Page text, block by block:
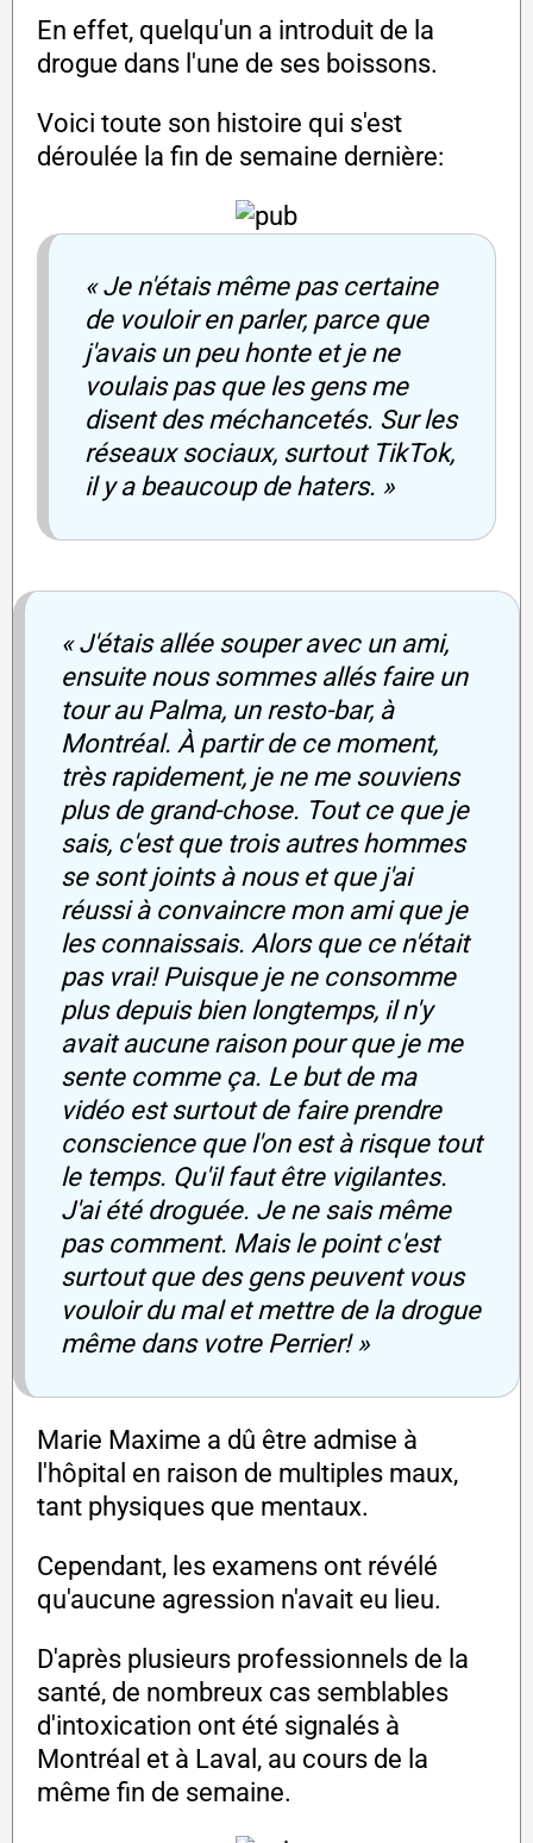
En effet, quelqu'un a introduit de la
drogue dans l'une de ses boissons.
Voici toute son histoire qui s'est
déroulée la fin de semaine dernière:
« Je n'étais même pas certaine
de vouloir en parler, parce que
j'avais un peu honte et je ne
voulais pas que les gens me
disent des méchancetés. Sur les
réseaux sociaux, surtout TikTok,
il y a beaucoup de haters. »
« J'étais allée souper avec un ami,
ensuite nous sommes allés faire un
tour au Palma, un resto-bar, à
Montréal. À partir de ce moment,
très rapidement, je ne me souviens
plus de grand-chose. Tout ce que je
sais, c'est que trois autres hommes
se sont joints à nous et que j'ai
réussi à convaincre mon ami que je
les connaissais. Alors que ce n'était
pas vrai! Puisque je ne consomme
plus depuis bien longtemps, il n'y
avait aucune raison pour que je me
sente comme ça. Le but de ma
vidéo est surtout de faire prendre
conscience que l'on est à risque tout
le temps. Qu'il faut être vigilantes.
J'ai été droguée. Je ne sais même
pas comment. Mais le point c'est
surtout que des gens peuvent vous
vouloir du mal et mettre de la drogue
même dans votre Perrier! »
Marie Maxime a dû être admise à
l'hôpital en raison de multiples maux,
tant physiques que mentaux.
Cependant, les examens ont révélé
qu'aucune agression n'avait eu lieu.
D'après plusieurs professionnels de la
santé, de nombreux cas semblables
d'intoxication ont été signalés à
Montréal et à Laval, au cours de la
même fin de semaine.